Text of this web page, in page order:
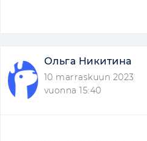
Ольга Никитина
10 marraskuun 2023
vuonna 15:40